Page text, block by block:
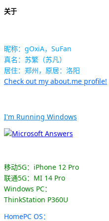
关于
昵称：gOxiA，SuFan
真名：苏繁（苏凡）
居住：郑州，原居：洛阳
Check out my about.me profile!
I'm Running Windows
移动5G：iPhone 12 Pro
联通5G：MI 14 Pro
Windows PC：
ThinkStation P360U
HomePC OS：